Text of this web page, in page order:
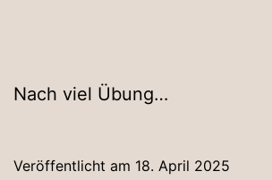
Nach viel Übung…
Veröffentlicht am 18. April 2025